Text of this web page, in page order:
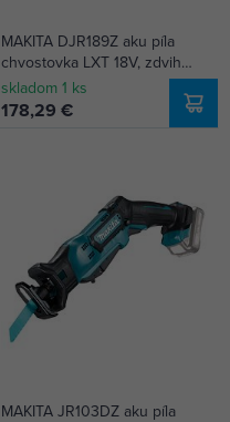
MAKITA DJR189Z aku píla
chvostovka LXT 18V, zdvih
22mm, 0-3100 ot./min., bez
batérie
skladom 1 ks
178,29 €
MAKITA JR103DZ aku píla